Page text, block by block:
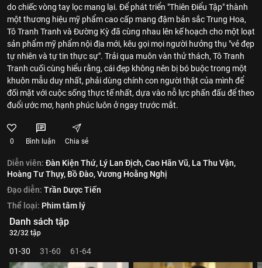
do chiếc vòng tay lọc mang lại. Để phát triển "Thiên Điểu Tập" thành
một thương hiệu mỹ phẩm cao cấp mang đậm bản sắc Trung Hoa,
Tô Tranh Tranh và Đường Kỳ đã cùng nhau lên kế hoạch cho một loạt
sản phẩm mỹ phẩm nội địa mới, kêu gọi mọi người hưởng thụ "vẻ đẹp
tự nhiên và tự tin thực sự". Trải qua muôn vàn thử thách, Tô Tranh
Tranh cuối cùng hiểu rằng, cái đẹp không nên bị bó buộc trong một
khuôn mẫu duy nhất, phải dùng chính con người thật của mình để
đối mặt với cuộc sống thực tế nhất, dựa vào nỗ lực phấn đấu để theo
đuổi ước mơ, hạnh phúc luôn ở ngay trước mắt.
0 Bình luận Chia sẻ
Diễn viên: Đàn Kiện Thứ, Lý Lan Địch,Cao Hãn Vũ, La Thu Vận,
Hoàng Tư Thụy, Bồ Đào,Vương Hoằng Nghị
Đạo diễn: Trần Dược Tiến
Thể loại: Phim tâm lý
Danh sách tập
32/32 tập
01-30 31-60 61-64